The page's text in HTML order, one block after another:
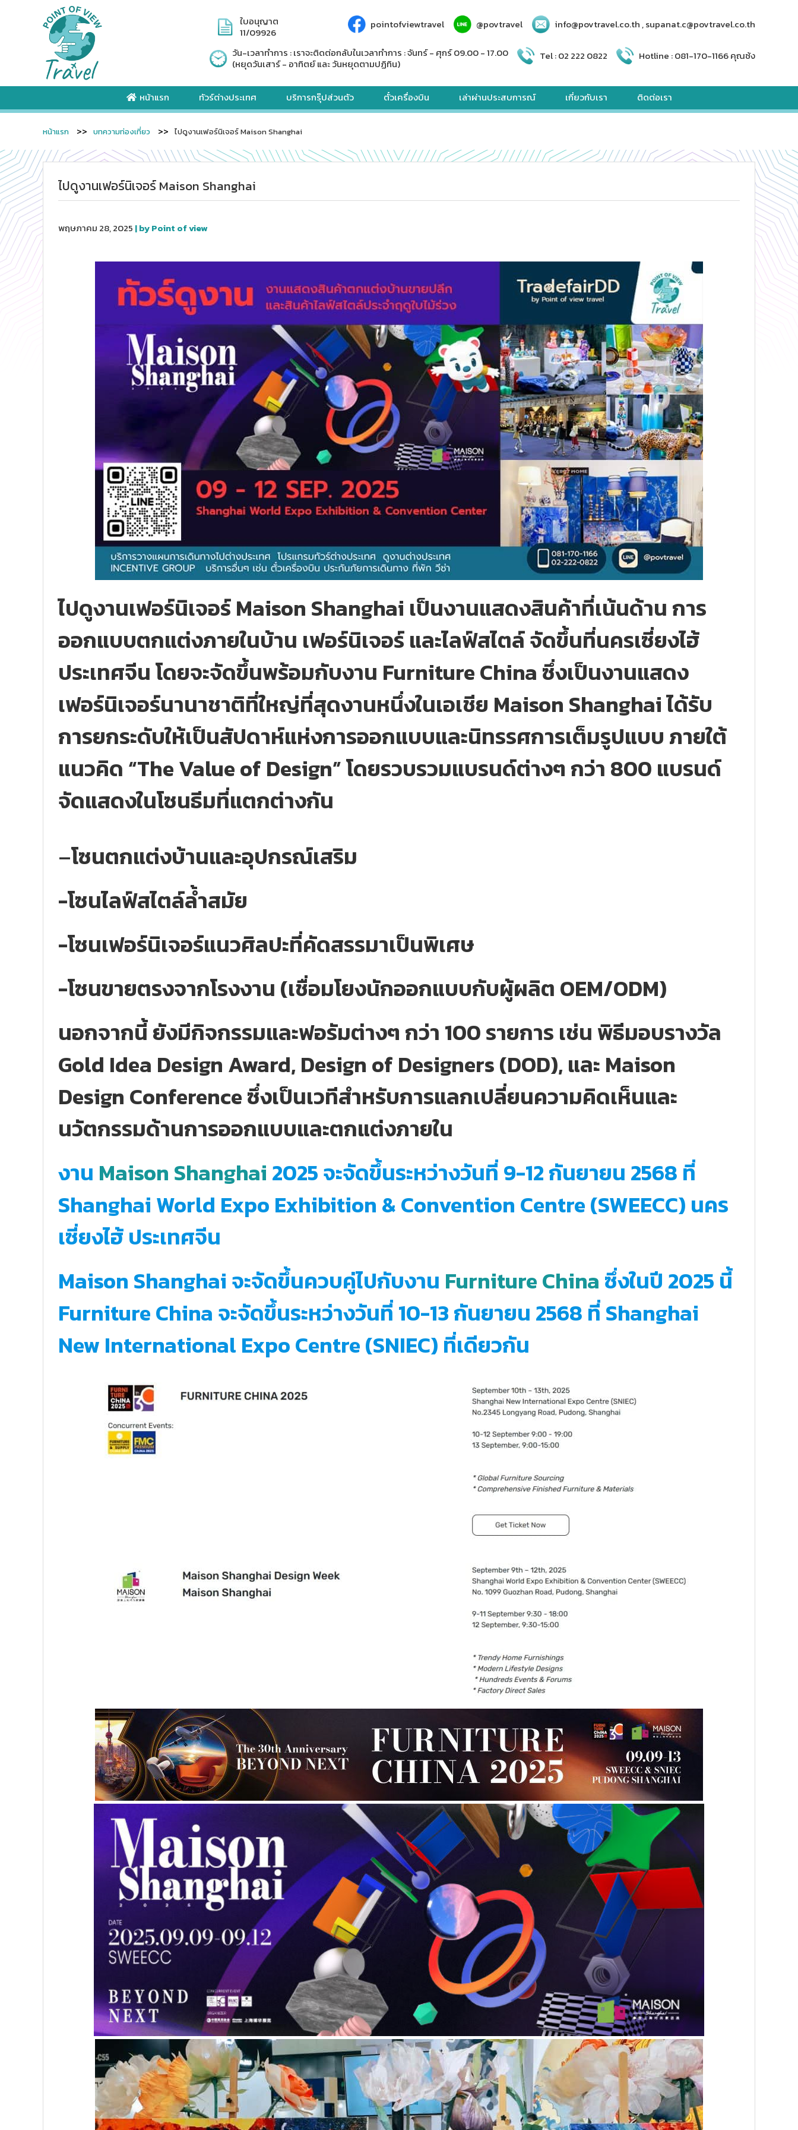
ใบอนุญาต
11/09926
pointofviewtravel @povtravel info@povtravel.co.th , supanat.c@povtravel.co.th
วัน-เวลาทำการ : เราจะติดต่อกลับในเวลาทำการ : จันทร์ - ศุกร์ 09.00 - 17.00
(หยุดวันเสาร์ - อาทิตย์ และ วันหยุดตามปฏิทิน)
Tel :02 222 0822 Hotline :081-170-1166 คุณซ้ง
หน้าแรก ทัวร์ต่างประเทศ บริการกรุ๊ปส่วนตัว ตั๋วเครื่องบิน เล่าผ่านประสบการณ์ เกี่ยวกับเรา ติดต่อเรา
หน้าแรก บทความท่องเที่ยว ไปดูงานเฟอร์นิเจอร์ Maison Shanghai
ไปดูงานเฟอร์นิเจอร์ Maison Shanghai
พฤษภาคม 28, 2025 | by Point of view
ไปดูงานเฟอร์นิเจอร์ Maison Shanghai เป็นงานแสดงสินค้าที่เน้นด้าน การ
ออกแบบตกแต่งภายในบ้าน เฟอร์นิเจอร์ และไลฟ์สไตล์ จัดขึ้นที่นครเซี่ยงไฮ้
ประเทศจีน โดยจะจัดขึ้นพร้อมกับงาน Furniture China ซึ่งเป็นงานแสดง
เฟอร์นิเจอร์นานาชาติที่ใหญ่ที่สุดงานหนึ่งในเอเชีย Maison Shanghai ได้รับ
การยกระดับให้เป็นสัปดาห์แห่งการออกแบบและนิทรรศการเต็มรูปแบบ ภายใต้
แนวคิด “The Value of Design” โดยรวบรวมแบรนด์ต่างๆ กว่า 800 แบรนด์
จัดแสดงในโซนธีมที่แตกต่างกัน
–โซนตกแต่งบ้านและอุปกรณ์เสริม
-โซนไลฟ์สไตล์ล้ำสมัย
-โซนเฟอร์นิเจอร์แนวศิลปะที่คัดสรรมาเป็นพิเศษ
-โซนขายตรงจากโรงงาน (เชื่อมโยงนักออกแบบกับผู้ผลิต OEM/ODM)
นอกจากนี้ ยังมีกิจกรรมและฟอรัมต่างๆ กว่า 100 รายการ เช่น พิธีมอบรางวัล
Gold Idea Design Award, Design of Designers (DOD), และ Maison
Design Conference ซึ่งเป็นเวทีสำหรับการแลกเปลี่ยนความคิดเห็นและ
นวัตกรรมด้านการออกแบบและตกแต่งภายใน
งาน Maison Shanghai 2025 จะจัดขึ้นระหว่างวันที่ 9-12 กันยายน 2568 ที่
Shanghai World Expo Exhibition & Convention Centre (SWEECC) นคร
เซี่ยงไฮ้ ประเทศจีน
Maison Shanghai จะจัดขึ้นควบคู่ไปกับงาน Furniture China ซึ่งในปี 2025 นี้
Furniture China จะจัดขึ้นระหว่างวันที่ 10-13 กันยายน 2568 ที่ Shanghai
New International Expo Centre (SNIEC) ที่เดียวกัน